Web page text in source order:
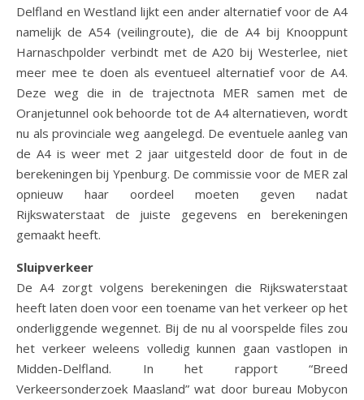
Delfland en Westland lijkt een ander alternatief voor de A4
namelijk de A54 (veilingroute), die de A4 bij Knooppunt
Harnaschpolder verbindt met de A20 bij Westerlee, niet
meer mee te doen als eventueel alternatief voor de A4.
Deze weg die in de trajectnota MER samen met de
Oranjetunnel ook behoorde tot de A4 alternatieven, wordt
nu als provinciale weg aangelegd. De eventuele aanleg van
de A4 is weer met 2 jaar uitgesteld door de fout in de
berekeningen bij Ypenburg. De commissie voor de MER zal
opnieuw haar oordeel moeten geven nadat
Rijkswaterstaat de juiste gegevens en berekeningen
gemaakt heeft.
Sluipverkeer
De A4 zorgt volgens berekeningen die Rijkswaterstaat
heeft laten doen voor een toename van het verkeer op het
onderliggende wegennet. Bij de nu al voorspelde files zou
het verkeer weleens volledig kunnen gaan vastlopen in
Midden-Delfland. In het rapport “Breed
Verkeersonderzoek Maasland” wat door bureau Mobycon